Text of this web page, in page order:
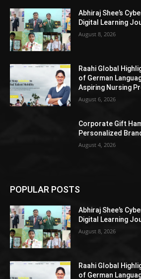
Abhiraj Shee’s
Digital Learning
August 8, 2026
Raahi Global
of German
Aspiring Nursing
August 6, 2026
Corporate Gift
Personalized
August 4, 2026
POPULAR POSTS
Abhiraj Shee’s
Digital Learning
August 8, 2026
Raahi Global
of German